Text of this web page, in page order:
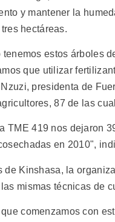
y mantener la
hectáreas.
estos árboles
que utilizar
presidenta de
87 de las
TME 419 nos dejaron
en 2010",
de Kinshasa, la
mismas técnicas de
comenzamos con